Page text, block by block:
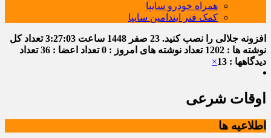
همراه خودرو سایپا
کمک فنر ایندامین سایپا
افزونه جلالی را نصب کنید. 23 صفر 1448 ساعت 3:27:03تعداد کل
نوشته ها : 1202
تعداد نوشته های امروز : 0 تعداد اعضا : 36
تعداد
دیدگاهها : 13
×
اوقات شرعی
اطلاعیه ها